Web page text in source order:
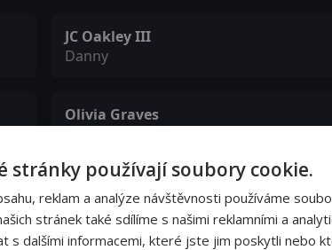
JC Oakley III
Danny
Olivia Graves
stránky používají soubory cookie.
reklam a analýze návštěvnosti používáme
stránek také sdílíme s našimi reklamními a
s dalšími informacemi, které jste jim poskytli nebo